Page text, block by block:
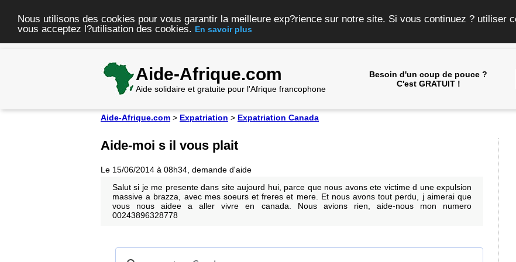
Nous utilisons des cookies pour vous garantir la meilleure exp?rience sur notre site. Si vous continuez ? utiliser
vous acceptez l?utilisation des cookies. En savoir plus
Aide-Afrique.com
Aide solidaire et gratuite pour l'Afrique francophone
Besoin d'un coup de pouce ?
C'est GRATUIT !
Aide-Afrique.com > Expatriation > Expatriation Canada
Aide-moi s il vous plait
Le 15/06/2014 à 08h34, demande d'aide
Salut si je me presente dans site aujourd hui, parce que nous avons ete victime d une expulsion
massive a brazza, avec mes soeurs et freres et mere. Et nous avons tout perdu, j aimerai que
vous nous aidee a aller vivre en canada. Nous avions rien, aide-nous mon numero
00243896328778